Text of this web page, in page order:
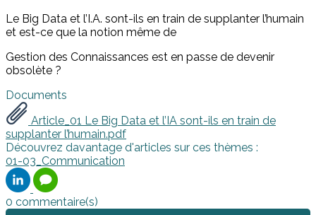
Le Big Data et l’I.A. sont-ils en train de supplanter l’humain
et est-ce que la notion même de
Gestion des Connaissances est en passe de devenir
obsolète ?
Documents
Article_01 Le Big Data et l’IA sont-ils en train de
supplanter l’humain.pdf
Découvrez davantage d'articles sur ces thèmes :
01-03_Communication
0 commentaire(s)